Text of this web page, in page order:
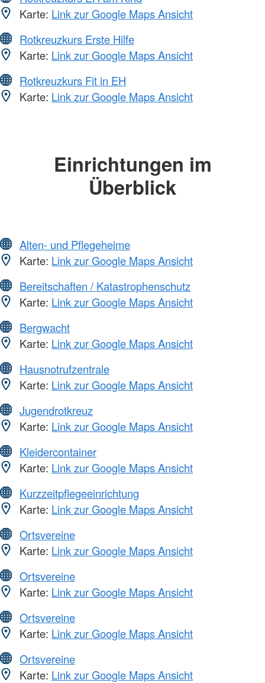
Karte: Link zur Google Maps Ansicht
Rotkreuzkurs Erste Hilfe
Karte: Link zur Google Maps Ansicht
Rotkreuzkurs Fit in EH
Karte: Link zur Google Maps Ansicht
Einrichtungen im
Überblick
Alten- und Pflegeheime
Karte: Link zur Google Maps Ansicht
Bereitschaften / Katastrophenschutz
Karte: Link zur Google Maps Ansicht
Bergwacht
Karte: Link zur Google Maps Ansicht
Hausnotrufzentrale
Karte: Link zur Google Maps Ansicht
Jugendrotkreuz
Karte: Link zur Google Maps Ansicht
Kleidercontainer
Karte: Link zur Google Maps Ansicht
Kurzzeitpflegeeinrichtung
Karte: Link zur Google Maps Ansicht
Ortsvereine
Karte: Link zur Google Maps Ansicht
Ortsvereine
Karte: Link zur Google Maps Ansicht
Ortsvereine
Karte: Link zur Google Maps Ansicht
Ortsvereine
Karte: Link zur Google Maps Ansicht